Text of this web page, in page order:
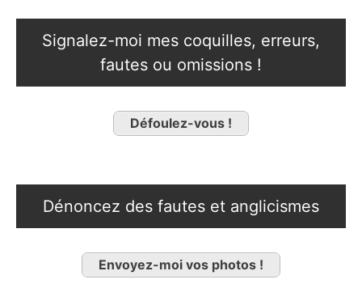
Signalez-moi mes coquilles, erreurs,
fautes ou omissions !
Défoulez-vous !
Dénoncez des fautes et anglicismes
Envoyez-moi vos photos !